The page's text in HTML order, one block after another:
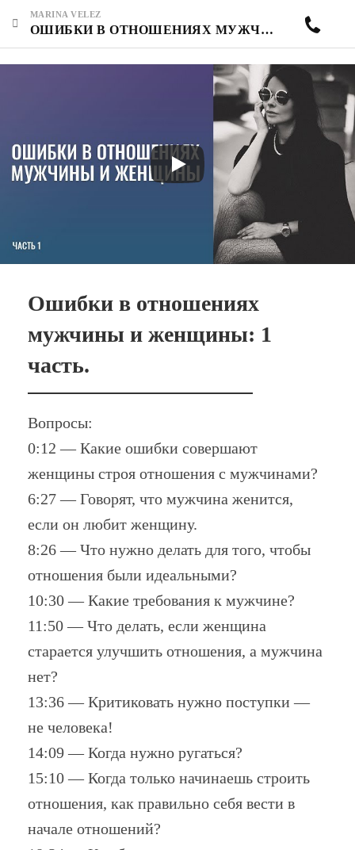
MARINA VELEZ
ОШИБКИ В ОТНОШЕНИЯХ МУЖЧИНЫ И ЖЕНЩИНЫ: 1 ЧАСТЬ.
Ошибки в отношениях
мужчины и женщины: 1
часть.
Вопросы:
0:12 — Какие ошибки совершают
женщины строя отношения с мужчинами?
6:27 — Говорят, что мужчина женится,
если он любит женщину.
8:26 — Что нужно делать для того, чтобы
отношения были идеальными?
10:30 — Какие требования к мужчине?
11:50 — Что делать, если женщина
старается улучшить отношения, а мужчина
нет?
13:36 — Критиковать нужно поступки —
не человека!
14:09 — Когда нужно ругаться?
15:10 — Когда только начинаешь строить
отношения, как правильно себя вести в
начале отношений?